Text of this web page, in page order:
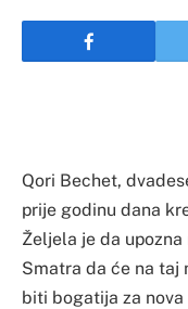
Qori Bechet,
prije godinu dana
Željela je da
Smatra da će na taj
biti bogatija za nova